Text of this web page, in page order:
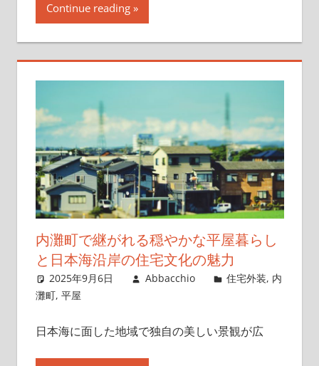
Continue reading
内灘町で継がれる穏やかな平屋暮らし
と日本海沿岸の住宅文化の魅力
2025年9月6日 Abbacchio 住宅外装, 内
灘町, 平屋
日本海に面した地域で独自の美しい景観が広